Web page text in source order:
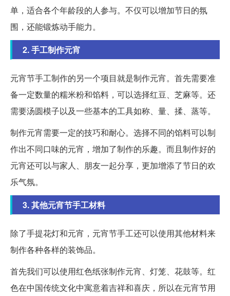
单，适合各个年龄段的人参与。不仅可以增加节日的氛
围，还能锻炼动手能力。
2. 手工制作元宵
元宵节手工制作的另一个项目就是制作元宵。首先需要准
备一定数量的糯米粉和馅料，可以选择红豆、芝麻等。还
需要汤圆模子以及一些基本的工具如称、量、揉、蒸等。
制作元宵需要一定的技巧和耐心。选择不同的馅料可以制
作出不同口味的元宵，增加了制作的乐趣。而且制作好的
元宵还可以与家人、朋友一起分享，更加增添了节日的欢
乐气氛。
3. 其他元宵节手工材料
除了手提花灯和元宵，元宵节手工还可以使用其他材料来
制作各种各样的装饰品。
首先我们可以使用红色纸张制作元宵、灯笼、花鼓等。红
色在中国传统文化中寓意着吉祥和喜庆，所以在元宵节用